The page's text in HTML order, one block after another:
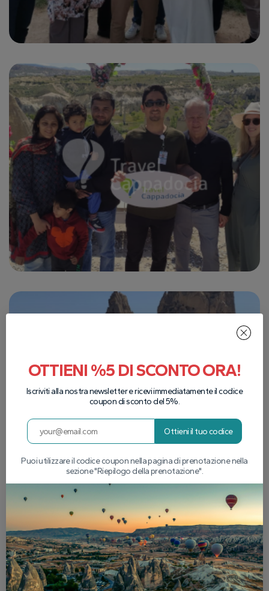
OTTIENI %5 DI SCONTO ORA!
Iscriviti alla nostra newsletter e ricevi immediatamente il codice
coupon di sconto del 5%.
Ottieni il tuo codice
Puoi utilizzare il codice coupon nella pagina di prenotazione nella
sezione "Riepilogo della prenotazione".